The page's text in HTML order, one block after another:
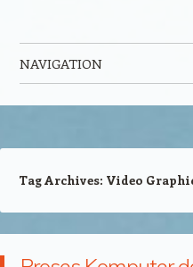
NAVIGATION
Tag Archives: Video